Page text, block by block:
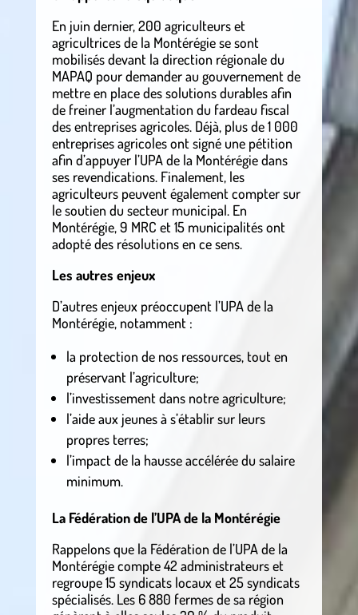
En juin dernier, 200 agriculteurs et
agricultrices de la Montérégie se sont
mobilisés devant la direction régionale du
MAPAQ pour demander au gouvernement de
mettre en place des solutions durables afin
de freiner l’augmentation du fardeau fiscal
des entreprises agricoles. Déjà, plus de 1 000
entreprises agricoles ont signé une pétition
afin d’appuyer l’UPA de la Montérégie dans
ses revendications. Finalement, les
agriculteurs peuvent également compter sur
le soutien du secteur municipal. En
Montérégie, 9 MRC et 15 municipalités ont
adopté des résolutions en ce sens.
Les autres enjeux
D’autres enjeux préoccupent l’UPA de la
Montérégie, notamment :
la protection de nos ressources, tout en
préservant l’agriculture;
l’investissement dans notre agriculture;
l’aide aux jeunes à s’établir sur leurs
propres terres;
l’impact de la hausse accélérée du salaire
minimum.
La Fédération de l’UPA de la Montérégie
Rappelons que la Fédération de l’UPA de la
Montérégie compte 42 administrateurs et
regroupe 15 syndicats locaux et 25 syndicats
spécialisés. Les 6 880 fermes de sa région